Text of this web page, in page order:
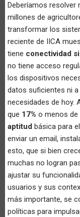
Deberíamos resolver
millones de
transformar los
reciente de IICA
tiene conectividad
no tiene acceso
los dispositivos
datos suficientes ni
necesidades de hoy.
que 17% o menos de
aptitud básica para
enviar un email,
esto, que si bien
muchas no logran
ajustar su
usuarios y sus
más importante, se
políticas para